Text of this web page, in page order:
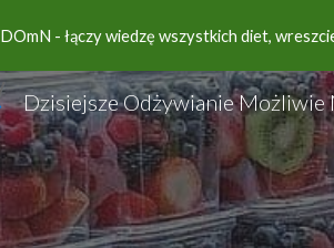
DOmN - łączy wiedzę wszystkich diet,